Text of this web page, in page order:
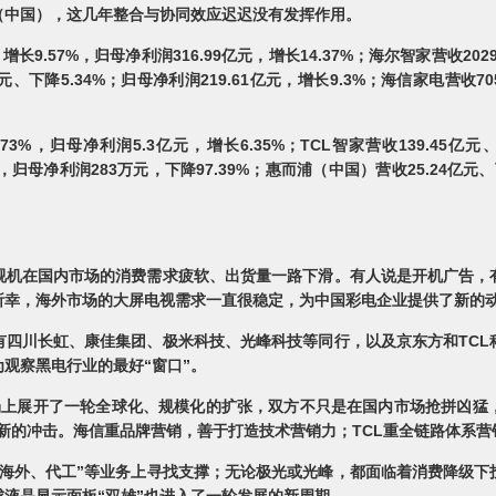
国），这几年整合与协同效应迟迟没有发挥作用。
长9.57%，归母净利润316.99亿元，增长14.37%；海尔智家营收
、下降5.34%；归母净利润219.61亿元，增长9.3%；海信家电营收
，归母净利润5.3亿元，增长6.35%；TCL智家营收139.45亿元
归母净利润283万元，下降97.39%；惠而浦（中国）营收25.24亿元
在国内市场的消费需求疲软、出货量一路下滑。有人说是开机广告
，海外市场的大屏电视需求一直很稳定，为中国彩电企业提供了新的
川长虹、康佳集团、极米科技、光峰科技等同行，以及京东方和
察黑电行业的最好“窗口”。
展开了一轮全球化、规模化的扩张，双方不只是在国内市场抢拼凶
的冲击。海信重品牌营销，善于打造技术营销力；TCL重全链路体系
外、代工”等业务上寻找支撑；无论极光或光峰，都面临着消费降级